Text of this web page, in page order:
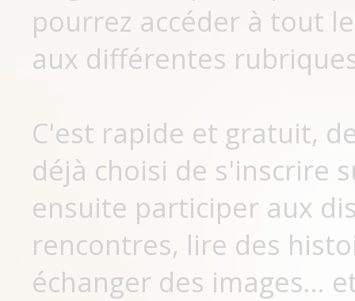
pourrez accéder à tout
aux différentes
C'est rapide et gratuit,
déjà choisi de s'inscrire
ensuite participer aux
rencontres, lire des
échanger des images...